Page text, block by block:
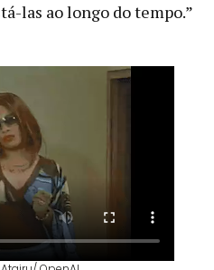
las ao longo do tempo.”